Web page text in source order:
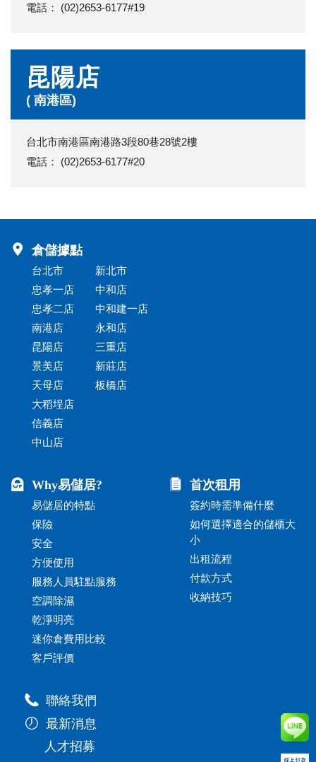
電話： (02)2653-6177#19
昆陽店
( 南港區)
台北市南港區南港路3段80巷28號2樓
電話： (02)2653-6177#20
倉儲據點
台北市
忠孝一店
忠孝二店
南港店
昆陽店
景美店
天母店
大稻埕店
信義店
中山店
新北市
中和店
中和建一店
永和店
三重店
新莊店
板橋店
Why易儲居?
易儲居的特點
保險
安全
方便使用
服務人員駐點服務
空調除濕
乾淨明亮
迷你倉費用比較
客戶評價
首次租用
簽約時需準備什麼
如何選擇適合的儲櫃大
小
出租流程
付款方式
收納技巧
聯絡我們
最新消息
人才招募